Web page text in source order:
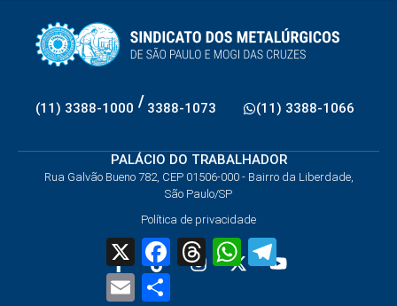
(11) 3388-1000 / 3388-1073 (11) 3388-1066
PALÁCIO DO TRABALHADOR
Rua Galvão Bueno 782, CEP 01506-000 - Bairro da Liberdade,
São Paulo/SP
Política de privacidade
X FacebookThreadsWhatsApp
Email